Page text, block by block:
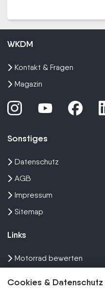
Cookies & Datenschutz
WKDM
Kontakt & Fragen
Magazin
Sonstiges
Datenschutz
AGB
Impressum
Sitemap
Links
Motorrad bewerten